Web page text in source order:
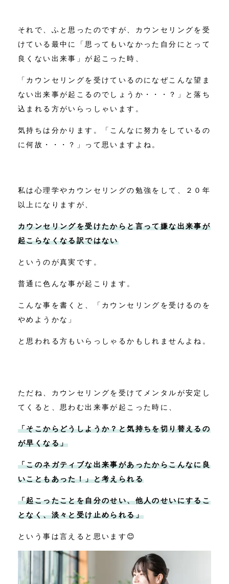
それで、ふと思ったのですが、カウンセリングを受
けている最中に「思ってもいなかった自分にとって
良くない出来事」が起こった時、
「カウンセリングを受けているのになぜこんな望ま
ない出来事が起こるのでしょうか・・・？」と落ち
込まれる方がいらっしゃいます。
気持ちは分かります。「こんなに努力をしているの
に何故・・・？」って思いますよね。
私は心理学やカウンセリングの勉強をして、２０年
以上になりますが、
カウンセリングを受けたからと言って嫌な出来事が
起こらなくなる訳ではない
というのが真実です。
普通に色んな事が起こります。
こんな事を書くと、「カウンセリングを受けるのを
やめようかな」
と思われる方もいらっしゃるかもしれませんよね。
ただね、カウンセリングを受けてメンタルが安定し
てくると、思わむ出来事が起こった時に、
「そこからどうしようか？と気持ちを切り替えるの
が早くなる」
「このネガティブな出来事があったからこんなに良
いこともあった！」と考えられる
「起こったことを自分のせい、他人のせいにするこ
となく、淡々と受け止められる」
という事は言えると思います😊